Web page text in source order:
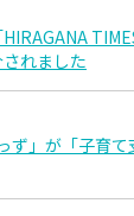
れました
ず」が「子育